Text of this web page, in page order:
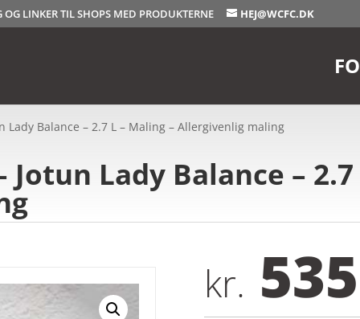
LINKER TIL SHOPS MED PRODUKTERNE HEJ@WCFC.DK
Lady Balance – 2.7 L – Maling – Allergivenlig maling
Jotun Lady Balance –
kr.